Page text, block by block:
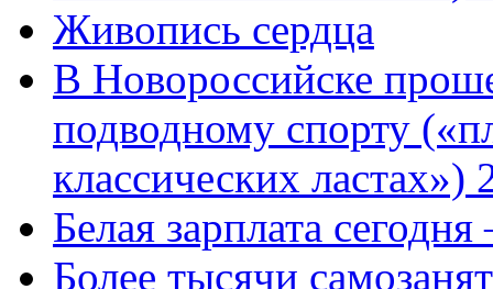
Живопись сердца
В Новороссийске
подводному спорту
классических ластах»)
Белая зарплата
Более тысячи